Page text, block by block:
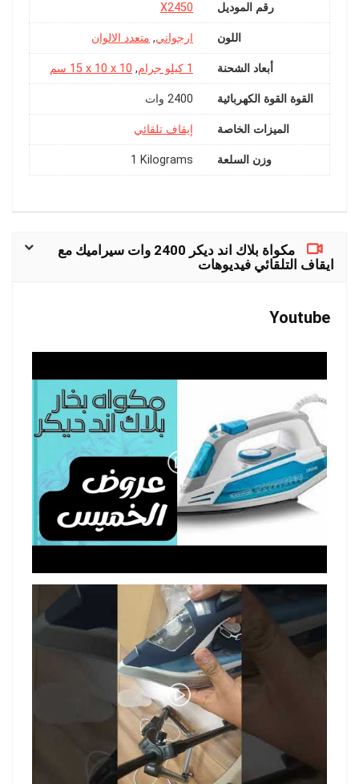
رقم الموديل ‎X2450
اللون ارجواني,
أبعاد الشحنة 1 كيلو جرام , ‎15 x 10 x 10 سم
القوة القوة الكهربائية ‎2400 وات
الميزات الخاصة
وزن السلعة ‎1 Kilograms
مكواة بلاك اند ديكر 2400 وات سيراميك مع
ايقاف التلقائي فيديوهات
Youtube